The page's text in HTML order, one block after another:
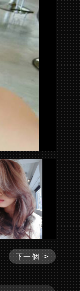
下一個 >